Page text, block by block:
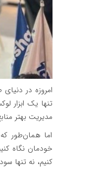
امروزه در
تنها یک ابزار
مدیریت بهتر
اما همان‌طور
خودمان نگاه
کنیم، نه تنها